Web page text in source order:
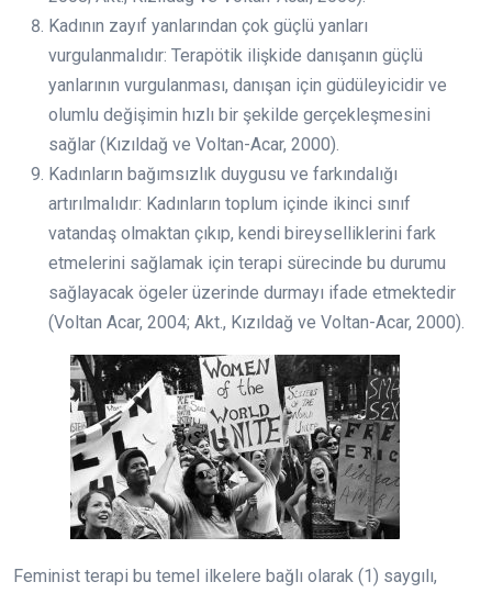
Kadının zayıf yanlarından çok güçlü yanları
vurgulanmalıdır: Terapötik ilişkide danışanın güçlü
yanlarının vurgulanması, danışan için güdüleyicidir ve
olumlu değişimin hızlı bir şekilde gerçekleşmesini
sağlar (Kızıldağ ve Voltan-Acar, 2000).
Kadınların bağımsızlık duygusu ve farkındalığı
artırılmalıdır: Kadınların toplum içinde ikinci sınıf
vatandaş olmaktan çıkıp, kendi bireyselliklerini fark
etmelerini sağlamak için terapi sürecinde bu durumu
sağlayacak ögeler üzerinde durmayı ifade etmektedir
(Voltan Acar, 2004; Akt., Kızıldağ ve Voltan-Acar, 2000).
Feminist terapi bu temel ilkelere bağlı olarak (1) saygılı,